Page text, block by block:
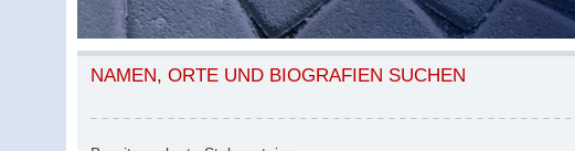
NAMEN, ORTE UND BIOGRAFIEN SUCHEN